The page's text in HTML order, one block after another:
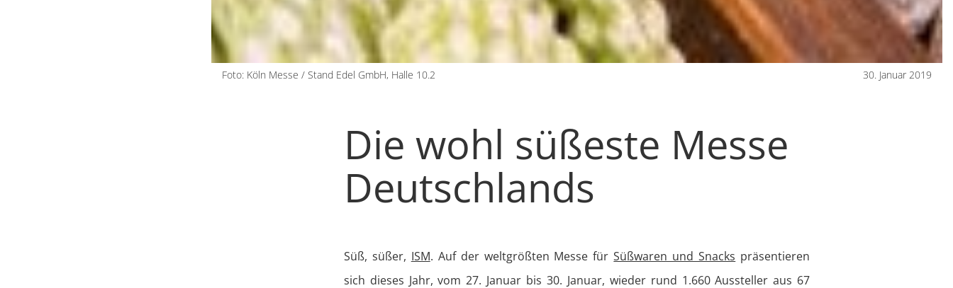
Foto: Köln Messe / Stand Edel GmbH, Halle 10.2 30. Januar 2019
Die wohl süßeste Messe
Deutschlands
Süß, süßer, ISM. Auf der weltgrößten Messe fürSüßwaren und Snacks präsentieren
sich dieses Jahr, vom 27. Januar bis 30. Januar, wieder rund 1.660 Aussteller aus 67